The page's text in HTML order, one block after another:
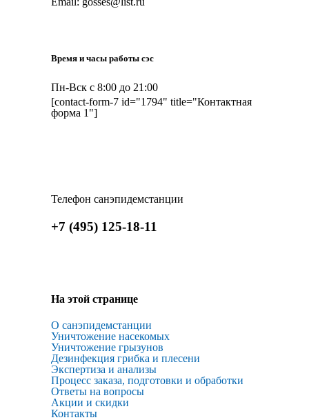
Время и часы работы сэс
Пн-Вск с 8:00 до 21:00
[contact-form-7 id="1794" title="Контактная
форма 1"]
Телефон санэпидемстанции
+7 (495) 125-18-11
На этой странице
О санэпидемстанции
Уничтожение насекомых
Уничтожение грызунов
Дезинфекция грибка и плесени
Экспертиза и анализы
Процесс заказа, подготовки и обработки
Ответы на вопросы
Акции и скидки
Контакты